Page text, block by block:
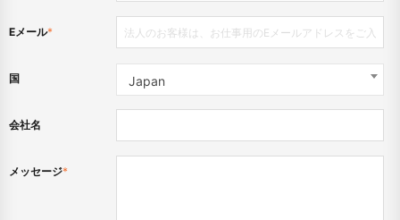
Eメール*
国 Japan
会社名
メッセージ*